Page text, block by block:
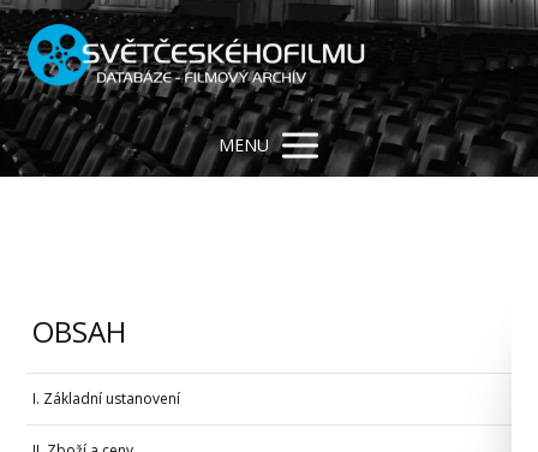
MENU
OBSAH
I. Základní ustanovení